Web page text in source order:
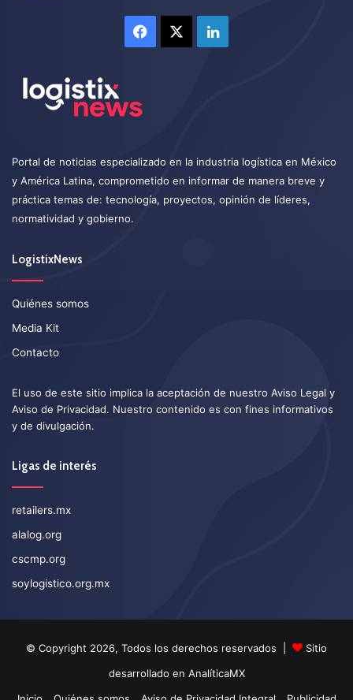
Facebook LinkedIn
Portal de noticias especializado en la industria logística en México
y América Latina, comprometido en informar de manera breve y
práctica temas de: tecnología, proyectos, opinión de líderes,
normatividad y gobierno.
LogistixNews
Quiénes somos
Media Kit
Contacto
El uso de este sitio implica la aceptación de nuestro Aviso Legal y
Aviso de Privacidad. Nuestro contenido es con fines informativos
y de divulgación.
Ligas de interés
retailers.mx
alalog.org
cscmp.org
soylogistico.org.mx
© Copyright 2026, Todos los derechos reservados |
Sitio
desarrollado en AnalíticaMX